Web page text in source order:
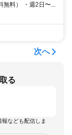
料） ・週2日〜...
次へ
る
報なども配信しま